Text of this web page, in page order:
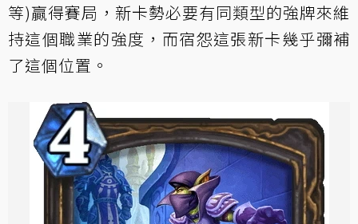
等)贏得賽局，新卡勢必要有同類型的強牌來維
持這個職業的強度，而宿怨這張新卡幾乎彌補
了這個位置。